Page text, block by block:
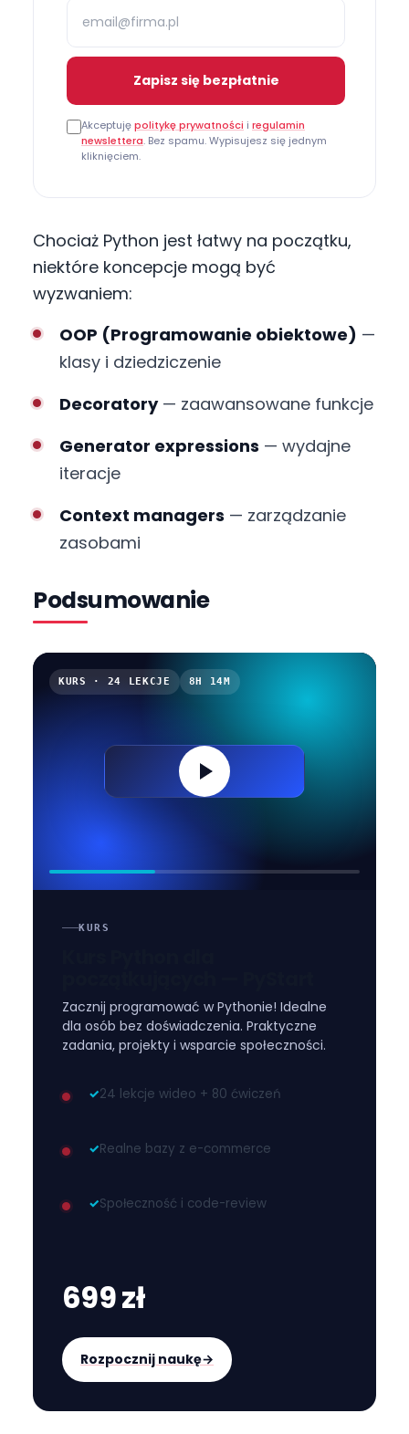
Zapisz się bezpłatnie
Akceptujępolitykę prywatności i regulamin
newslettera. Bez spamu. Wypisujesz się jednym
kliknięciem.
Chociaż Python jest łatwy na początku,
niektóre koncepcje mogą być
wyzwaniem:
OOP (Programowanie obiektowe) —
klasy i dziedziczenie
Decoratory— zaawansowane funkcje
Generator expressions — wydajne
iteracje
Context managers — zarządzanie
zasobami
Podsumowanie
KURS · 24 LEKCJE 8H 14M
KURS
Zacznij programować w Pythonie! Idealne
dla osób bez doświadczenia. Praktyczne
zadania, projekty i wsparcie społeczności.
✓24 lekcje wideo + 80 ćwiczeń
✓Realne bazy z e-commerce
✓Społeczność i code-review
699 zł
Rozpocznij naukę→